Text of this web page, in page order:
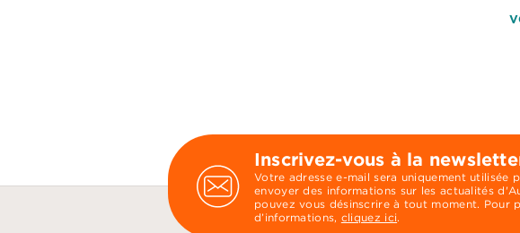
Inscrivez-vous à la
Votre adresse e-mail sera uniquement utilisée
envoyer des informations sur les actualités
pouvez vous désinscrire à tout moment. Pour
d’informations, cliquez ici.